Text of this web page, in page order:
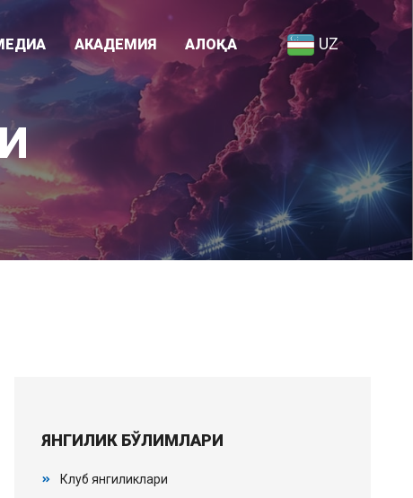
АКАДЕМИЯ
Академия ҳақида
АЛОҚА UZ
ЯНГИЛИК БЎЛИМЛАРИ
Клуб янгиликлари